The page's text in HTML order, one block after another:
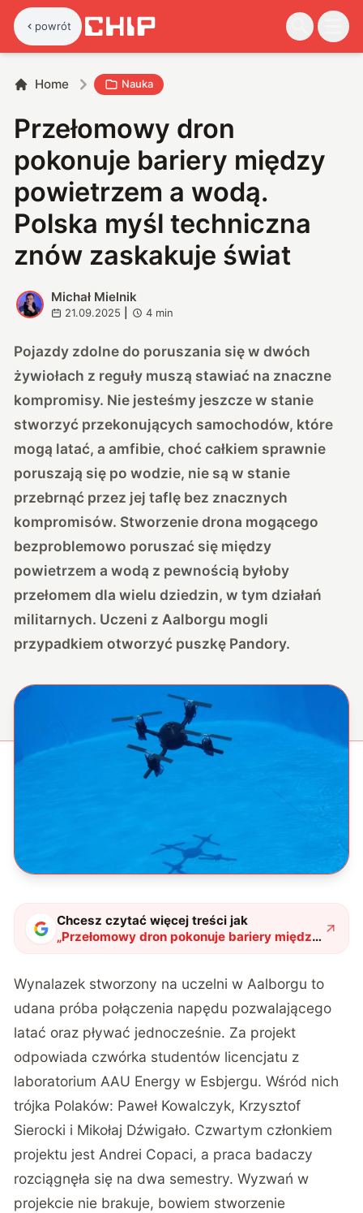
powrót
Home Nauka
Przełomowy dron
pokonuje bariery między
powietrzem a wodą.
Polska myśl techniczna
znów zaskakuje świat
M
Michał Mielnik
21.09.2025 4 min
Pojazdy zdolne do poruszania się w dwóch
żywiołach z reguły muszą stawiać na znaczne
kompromisy. Nie jesteśmy jeszcze w stanie
stworzyć przekonujących samochodów, które
mogą latać, a amfibie, choć całkiem sprawnie
poruszają się po wodzie, nie są w stanie
przebrnąć przez jej taflę bez znacznych
kompromisów. Stworzenie drona mogącego
bezproblemowo poruszać się między
powietrzem a wodą z pewnością byłoby
przełomem dla wielu dziedzin, w tym działań
militarnych. Uczeni z Aalborgu mogli
przypadkiem otworzyć puszkę Pandory.
Chcesz czytać więcej treści jak
„Przełomowy dron pokonuje bariery między
powietrzem a wodą. Polska myśl
Wynalazek stworzony na uczelni w Aalborgu to
udana próba połączenia napędu pozwalającego
latać oraz pływać jednocześnie. Za projekt
odpowiada czwórka studentów licencjatu z
laboratorium AAU Energy w Esbjergu. Wśród nich
trójka Polaków: Paweł Kowalczyk, Krzysztof
Sierocki i Mikołaj Dźwigało. Czwartym członkiem
projektu jest Andrei Copaci, a praca badaczy
rozciągnęła się na dwa semestry. Wyzwań w
projekcie nie brakuje, bowiem stworzenie